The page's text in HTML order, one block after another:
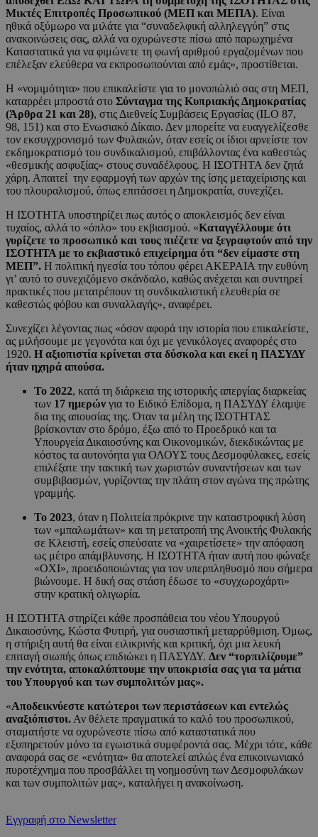
Μικτές Επιτροπές Προσωπικού (ΜΕΠ και ΜΕΠΑ). Είναι
ηθικά οξύμωρο να μιλάτε για “συναδελφική αλληλεγγύη” στις
ανακοινώσεις σας, αλλά να οχυρώνεστε πίσω από παρωχημένα
Καταστατικά για να φιμώνετε τη φωνή αριθμού εργαζομένων που
επέλεξαν ελεύθερα να εκπροσωπούνται από εμάς», προστίθεται.
Η «νομιμότητα» που επικαλείστε για το μονοπώλιό σας στη ΜΕΠ,
καταρρέει μπροστά στο Σύνταγμα της Κυπριακής Δημοκρατίας
(Άρθρα 21 και 28), στις Διεθνείς Συμβάσεις Εργασίας (ILO 87,
98, 151) και στο Ενωσιακό Δίκαιο. Δεν μπορείτε να ευαγγελίζεσθε
τον εκσυγχρονισμό των Φυλακών, όταν εσείς οι ίδιοι αρνείστε τον
εκδημοκρατισμό του συνδικαλισμού, επιβάλλοντας ένα καθεστώς
«θεσμικής ασφυξίας» στους συναδέλφους. Η ΙΣΟΤΗΤΑ δεν ζητά
χάρη. Απαιτεί την εφαρμογή των αρχών της ίσης μεταχείρισης και
του πλουραλισμού, όπως επιτάσσει η Δημοκρατία, συνεχίζει.
Η ΙΣΟΤΗΤΑ υποστηρίζει πως αυτός ο αποκλεισμός δεν είναι
τυχαίος, αλλά το «όπλο» του εκβιασμού. «Καταγγέλλουμε ότι
γυρίζετε το προσωπικό και τους πιέζετε να ξεγραφτούν από την
ΙΣΟΤΗΤΑ με το εκβιαστικό επιχείρημα ότι “δεν είμαστε στη
ΜΕΠ”. Η πολιτική ηγεσία του τόπου φέρει ΑΚΕΡΑΙΑ την ευθύνη
γι’ αυτό το συνεχιζόμενο σκάνδαλο, καθώς ανέχεται και συντηρεί
πρακτικές που μετατρέπουν τη συνδικαλιστική ελευθερία σε
καθεστώς φόβου και συναλλαγής», αναφέρει.
Συνεχίζει λέγοντας πως «όσον αφορά την ιστορία που επικαλείστε,
ας μιλήσουμε με γεγονότα και όχι με γενικόλογες αναφορές στο
1920. Η αξιοπιστία κρίνεται στα δύσκολα και εκεί η ΠΑΣΥΔΥ
ήταν ηχηρά απούσα.
Το 2022, κατά τη διάρκεια της ιστορικής απεργίας διαρκείας
των 17 ημερών για το Ειδικό Επίδομα, η ΠΑΣΥΔΥ έλαμψε
δια της απουσίας της. Όταν τα μέλη της ΙΣΟΤΗΤΑΣ
βρίσκονταν στο δρόμο, έξω από το Προεδρικό και τα
Υπουργεία Δικαιοσύνης και Οικονομικών, διεκδικώντας με
κόστος τα αυτονόητα για ΟΛΟΥΣ τους Δεσμοφύλακες, εσείς
επιλέξατε την τακτική των χωριστών συναντήσεων και των
συμβιβασμών, γυρίζοντας την πλάτη στον αγώνα της πρώτης
γραμμής.
Το 2023, όταν η Πολιτεία πρόκρινε την καταστροφική λύση
των «μπαλωμάτων» και τη μετατροπή της Ανοικτής Φυλακής
σε Κλειστή, εσείς σπεύσατε να «χαιρετίσετε» την απόφαση
ως μέτρο απάμβλυνσης. Η ΙΣΟΤΗΤΑ ήταν αυτή που φώναξε
«ΟΧΙ», προειδοποιώντας για τον υπερπληθυσμό που σήμερα
βιώνουμε. Η δική σας στάση έδωσε το «συγχωροχάρτι»
στην κρατική ολιγωρία.
Η ΙΣΟΤΗΤΑ στηρίζει κάθε προσπάθεια του νέου Υπουργού
Δικαιοσύνης, Κώστα Φυτιρή, για ουσιαστική μεταρρύθμιση. Όμως,
η στήριξη αυτή θα είναι ειλικρινής και κριτική, όχι μια λευκή
επιταγή σιωπής όπως επιδιώκει η ΠΑΣΥΔΥ. Δεν “τορπιλίζουμε”
την ενότητα, αποκαλύπτουμε την υποκρισία σας για τα μάτια
του Υπουργού και των συμπολιτών μας».
«Αποδεικνύεστε κατώτεροι των περιστάσεων και εντελώς
αναξιόπιστοι. Αν θέλετε πραγματικά το καλό του προσωπικού,
σταματήστε να οχυρώνεστε πίσω από καταστατικά που
εξυπηρετούν μόνο τα εγωιστικά συμφέροντά σας. Μέχρι τότε, κάθε
αναφορά σας σε «ενότητα» θα αποτελεί απλώς ένα επικοινωνιακό
πυροτέχνημα που προσβάλλει τη νοημοσύνη των Δεσμοφυλάκων
και των συμπολιτών μας», καταλήγει η ανακοίνωση.
Εγγραφή στο Newsletter